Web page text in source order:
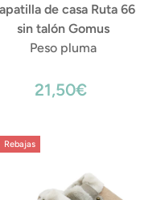
de casa Ruta 66
sin talón Gomus
Peso pluma
21,50€
Rebajas